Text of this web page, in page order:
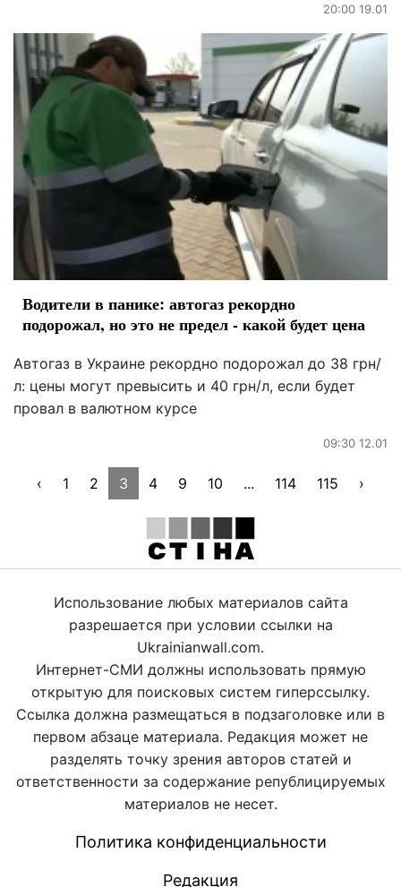
20:00 19.01
Водители в панике: автогаз рекордно
подорожал, но это не предел - какой будет цена
Автогаз в Украине рекордно подорожал до 38 грн/
л: цены могут превысить и 40 грн/л, если будет
провал в валютном курсе
09:30 12.01
‹ 1 2 3 4 9 10 ... 114 115 ›
Использование любых материалов сайта
разрешается при условии ссылки на
Ukrainianwall.com.
Интернет-СМИ должны использовать прямую
открытую для поисковых систем гиперссылку.
Ссылка должна размещаться в подзаголовке или в
первом абзаце материала. Редакция может не
разделять точку зрения авторов статей и
ответственности за содержание републицируемых
материалов не несет.
Политика конфиденциальности
Редакция